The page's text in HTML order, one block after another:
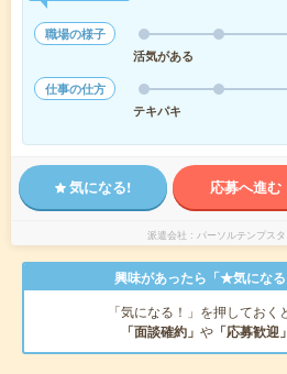
職場の様子
活気がある
仕事の仕方
テキパキ
気になる! 応募へ進む
派遣会社 パーソルテンプス
興味があったら「★気になる
「気になる！」を押しておく
「面談確約」 や 「応募歓迎」